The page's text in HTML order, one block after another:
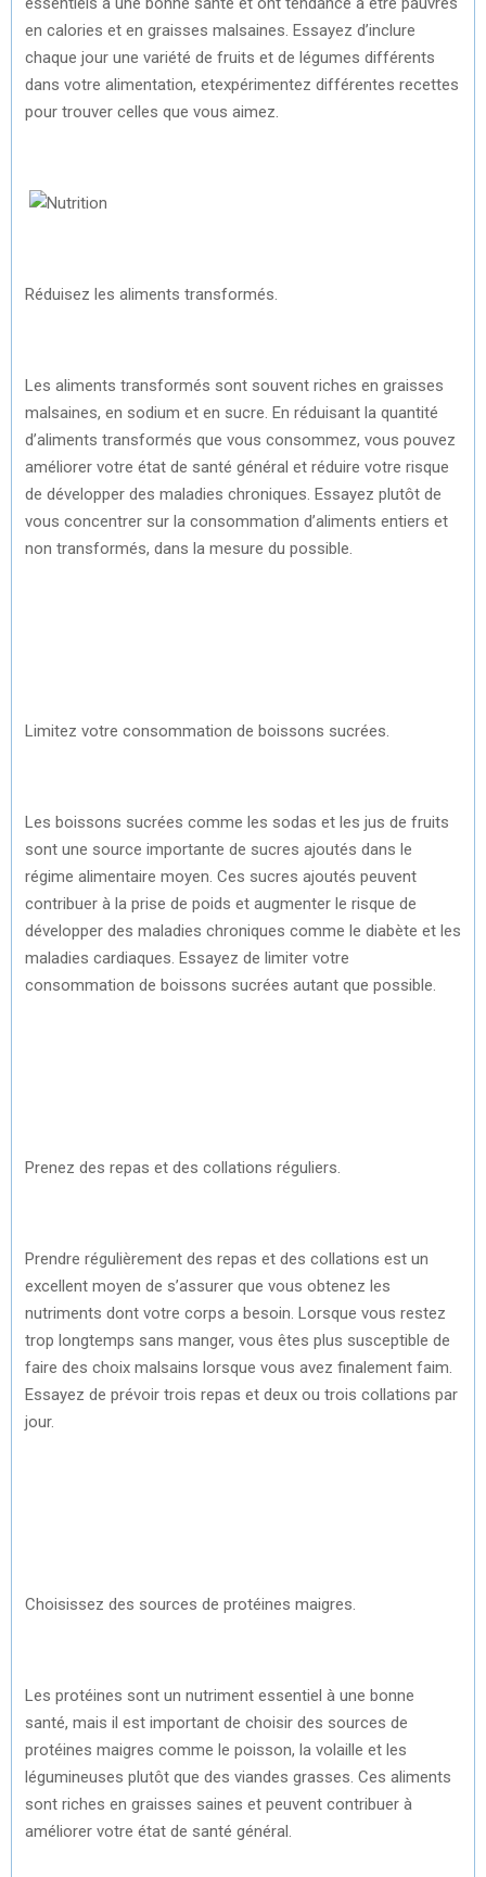
en calories et en graisses malsaines. Essayez d’inclure
chaque jour une variété de fruits et de légumes différents
dans votre alimentation, etexpérimentez différentes recettes
pour trouver celles que vous aimez.
Réduisez les aliments transformés.
Les aliments transformés sont souvent riches en graisses
malsaines, en sodium et en sucre. En réduisant la quantité
d’aliments transformés que vous consommez, vous pouvez
améliorer votre état de santé général et réduire votre risque
de développer des maladies chroniques. Essayez plutôt de
vous concentrer sur la consommation d’aliments entiers et
non transformés, dans la mesure du possible.
Limitez votre consommation de boissons sucrées.
Les boissons sucrées comme les sodas et les jus de fruits
sont une source importante de sucres ajoutés dans le
régime alimentaire moyen. Ces sucres ajoutés peuvent
contribuer à la prise de poids et augmenter le risque de
développer des maladies chroniques comme le diabète et les
maladies cardiaques. Essayez de limiter votre
consommation de boissons sucrées autant que possible.
Prenez des repas et des collations réguliers.
Prendre régulièrement des repas et des collations est un
excellent moyen de s’assurer que vous obtenez les
nutriments dont votre corps a besoin. Lorsque vous restez
trop longtemps sans manger, vous êtes plus susceptible de
faire des choix malsains lorsque vous avez finalement faim.
Essayez de prévoir trois repas et deux ou trois collations par
jour.
Choisissez des sources de protéines maigres.
Les protéines sont un nutriment essentiel à une bonne
santé, mais il est important de choisir des sources de
protéines maigres comme le poisson, la volaille et les
légumineuses plutôt que des viandes grasses. Ces aliments
sont riches en graisses saines et peuvent contribuer à
améliorer votre état de santé général.